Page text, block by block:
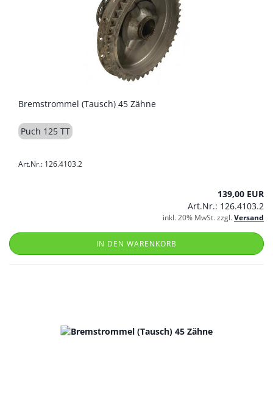
Bremstrommel (Tausch) 45 Zähne
Puch 125 TT
Art.Nr.: 126.4103.2
139,00 EUR
Art.Nr.: 126.4103.2
inkl. 20% MwSt. zzgl.Versand
IN DEN WARENKORB